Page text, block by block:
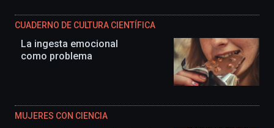
CUADERNO DE CULTURA CIENTÍFICA
La ingesta emocional
como problema
MUJERES CON CIENCIA